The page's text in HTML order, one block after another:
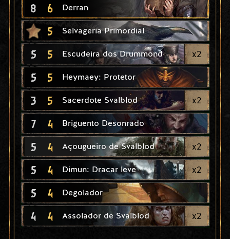
8 6 Derran
5 Selvageria Primordial
5 5 Escudeira dos Drummond x2
5 5 Heymaey: Protetor
3 5 Sacerdote Svalblod x2
7 4 Briguento Desonrado
5 4 Açougueiro de Svalblod x2
5 4 Dimun: Dracar leve x2
5 4 Degolador
4 4 Assolador de Svalblod x2